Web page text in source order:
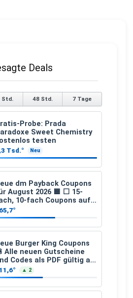
Deals
Std. 48 Std. 7 Tage
Probe: Prada
Sweet Chemistry
testen
Tsd.° Neu
dm Payback Coupons
August 2026 🟦 ⬜ 15-
10-fach Coupons auf
gesamten Einkauf ab 2
Burger King Coupons
Alle neuen Gutscheine
Codes als PDF gültig ab
bis 04.09.2026
▲ 2